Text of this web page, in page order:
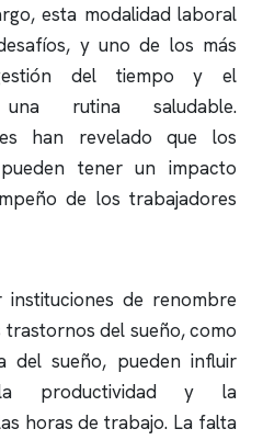
esta modalidad laboral
y uno de los más
del tiempo y el
rutina saludable.
han revelado que los
tener un impacto
de los trabajadores
instituciones de renombre
del sueño, como
del sueño, pueden influir
la productividad y la
horas de trabajo. La falta